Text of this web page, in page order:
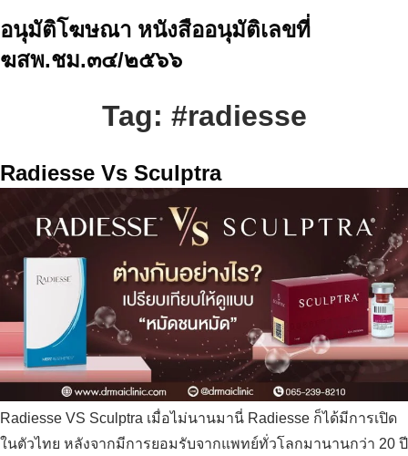
อนุมัติโฆษณา หนังสืออนุมัติเลขที่
ฆสพ.ชม.๓๔/๒๕๖๖
Tag: #radiesse
Radiesse Vs Sculptra
Radiesse VS Sculptra เมื่อไม่นานมานี่ Radiesse ก็ได้มีการเปิด
ในตัวไทย หลังจากมีการยอมรับจากแพทย์ทั่วโลกมานานกว่า 20 ปี